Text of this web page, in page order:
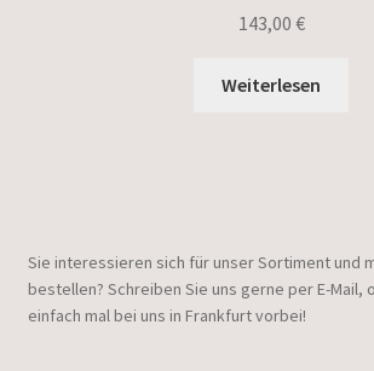
143,00 €
Weiterlesen
Sie interessieren sich für unser Sortiment und
bestellen? Schreiben Sie uns gerne per E-Mail,
einfach mal bei uns in Frankfurt vorbei!